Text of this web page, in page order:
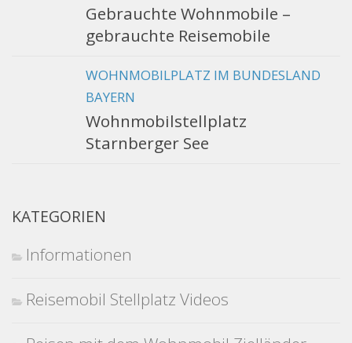
Gebrauchte Wohnmobile –
gebrauchte Reisemobile
WOHNMOBILPLATZ IM BUNDESLAND
BAYERN
Wohnmobilstellplatz
Starnberger See
KATEGORIEN
Informationen
Reisemobil Stellplatz Videos